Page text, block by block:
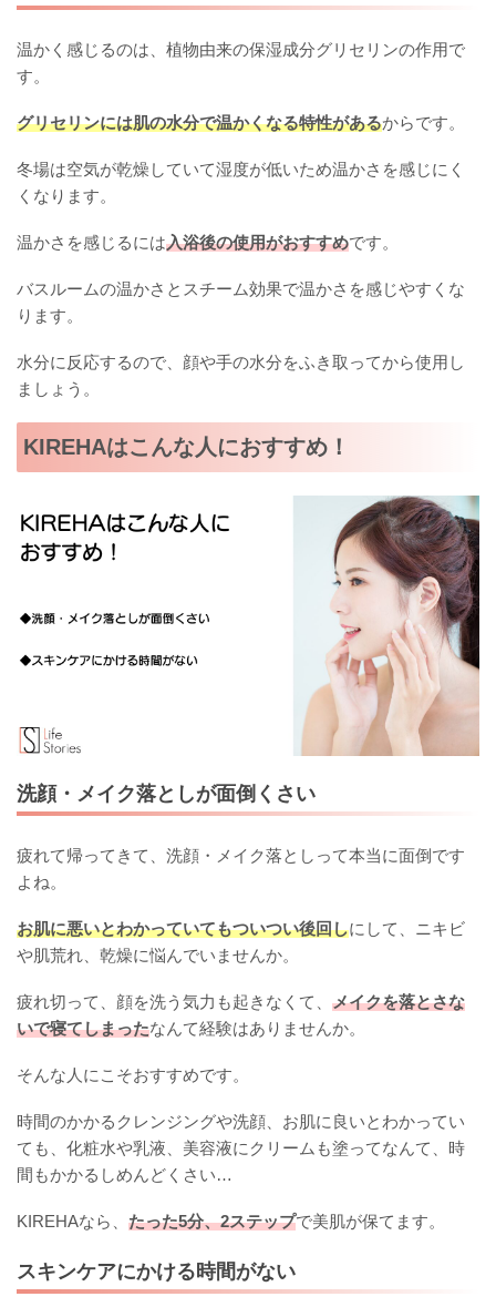
温かく感じるのは、植物由来の保湿成分グリセリンの作用で
す。
グリセリンには肌の水分で温かくなる特性があるからです。
冬場は空気が乾燥していて湿度が低いため温かさを感じにく
くなります。
温かさを感じるには入浴後の使用がおすすめです。
バスルームの温かさとスチーム効果で温かさを感じやすくな
ります。
水分に反応するので、顔や手の水分をふき取ってから使用し
ましょう。
KIREHAはこんな人におすすめ！
洗顔・メイク落としが面倒くさい
疲れて帰ってきて、洗顔・メイク落としって本当に面倒です
よね。
お肌に悪いとわかっていてもついつい後回しにして、ニキビ
や肌荒れ、乾燥に悩んでいませんか。
疲れ切って、顔を洗う気力も起きなくて、 メイクを落とさな
いで寝てしまったなんて経験はありませんか。
そんな人にこそおすすめです。
時間のかかるクレンジングや洗顔、お肌に良いとわかってい
ても、化粧水や乳液、美容液にクリームも塗ってなんて、時
間もかかるしめんどくさい…
KIREHAなら、 たった5分、2ステップで美肌が保てます。
スキンケアにかける時間がない